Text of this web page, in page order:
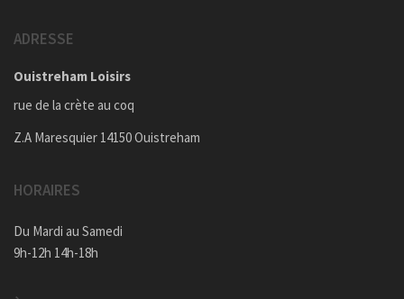
ADRESSE
Ouistreham Loisirs
rue de la crète au coq
Z.A Maresquier 14150 Ouistreham
HORAIRES
Du Mardi au Samedi
9h-12h 14h-18h